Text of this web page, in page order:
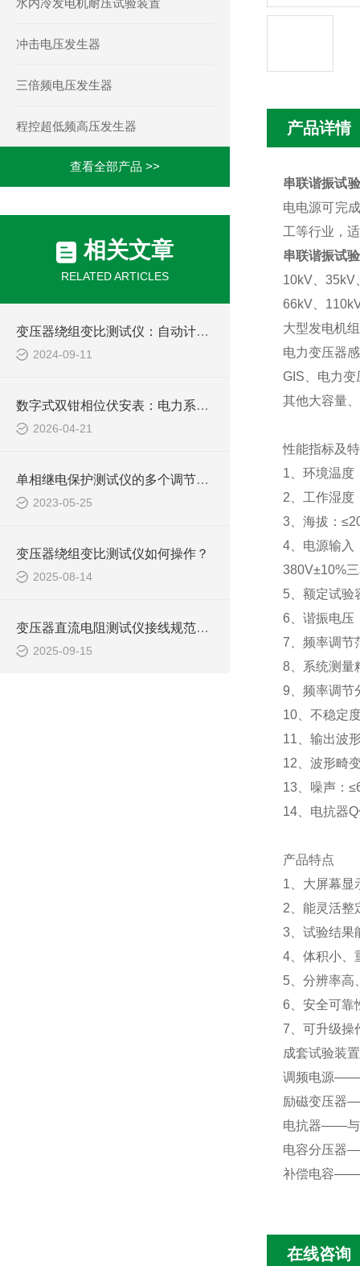
水内冷发电机耐压试验装置
冲击电压发生器
三倍频电压发生器
程控超低频高压发生器
查看全部产品 >>
相关文章
RELATED ARTICLES
变压器绕组变比测试仪：自动计算与诊断，简化操作流程，保障测试准确性
2024-09-11
数字式双钳相位伏安表：电力系统的“相位神探“
2026-04-21
单相继电保护测试仪的多个调节项目说明
2023-05-25
变压器绕组变比测试仪如何操作？
2025-08-14
变压器直流电阻测试仪接线规范与常见误差排除方法
2025-09-15
产品详情
串联谐振试
电电源可完
工等行业，
串联谐振试
10kV、 35kV
66kV、
大型发电机
电力变压器
GIS 、电力
其他大容量
性能指标及
1 、环境温度
2 、工作湿度
3、海拔：≤
4、电源输入
380V±10%
5、额定试验
6 、谐振电压
7 、频率调节
8、系统测量
9 、频率调
10、不稳定
11 、输出波
12 、波形畸
13、噪声：≤
14、电抗器Q
产品特点
1 、大屏幕
2 、能灵活
3、试验结果
4、体积小、
5、分辨率高
6 、安全可
7 、可升级
成套试验装
调频电源——
励磁变压器
电抗器——与
电容分压器
补偿电容——
在线咨询